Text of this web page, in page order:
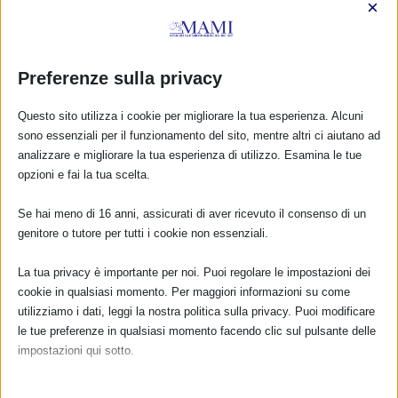
materno dai contaminanti ambientali e la SAM
3 Ottobre 2012
Preferenze sulla privacy
×
Questo sito utilizza i cookie per migliorare la tua esperienza. Alcuni
sono essenziali per il funzionamento del sito, mentre altri ci aiutano ad
analizzare e migliorare la tua esperienza di utilizzo. Esamina le tue
opzioni e fai la tua scelta.
Se hai meno di 16 anni, assicurati di aver ricevuto il consenso di un
genitore o tutore per tutti i cookie non essenziali.
La tua privacy è importante per noi. Puoi regolare le impostazioni dei
cookie in qualsiasi momento. Per maggiori informazioni su come
utilizziamo i dati, leggi la nostra politica sulla privacy. Puoi modificare
le tue preferenze in qualsiasi momento facendo clic sul pulsante delle
impostazioni qui sotto.